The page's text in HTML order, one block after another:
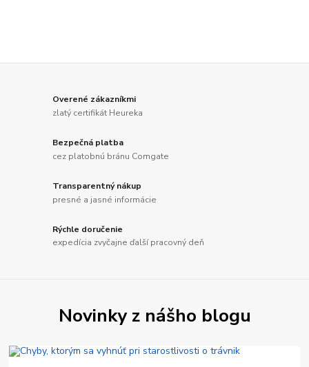
Overené zákazníkmi
zlatý certifikát Heureka
Bezpečná platba
cez platobnú bránu Comgate
Transparentný nákup
presné a jasné informácie
Rýchle doručenie
expedícia zvyčajne ďalší pracovný deň
Novinky z nášho blogu